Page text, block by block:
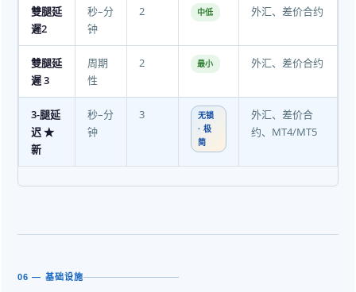
雙腿延
遲2
秒–分
钟
2 中低 外汇、差价合约
雙腿延
遲 3
周期
性
2 最小 外汇、差价合约
3-腿延
迟 ★
新
秒–分
钟
3
无锁
· 极
简
外汇、差价合
约、MT4/MT5
06 — 基础设施